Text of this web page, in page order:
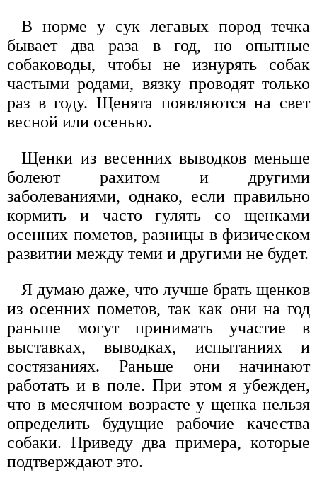
В норме у сук легавых пород течка
бывает два раза в год, но опытные
собаководы, чтобы не изнурять собак
частыми родами, вязку проводят только
раз в году. Щенята появляются на свет
весной или осенью.
Щенки из весенних выводков меньше
болеют рахитом и другими
заболеваниями, однако, если правильно
кормить и часто гулять со щенками
осенних пометов, разницы в физическом
развитии между теми и другими не будет.
Я думаю даже, что лучше брать щенков
из осенних пометов, так как они на год
раньше могут принимать участие в
выставках, выводках, испытаниях и
состязаниях. Раньше они начинают
работать и в поле. При этом я убежден,
что в месячном возрасте у щенка нельзя
определить будущие рабочие качества
собаки. Приведу два примера, которые
подтверждают это.